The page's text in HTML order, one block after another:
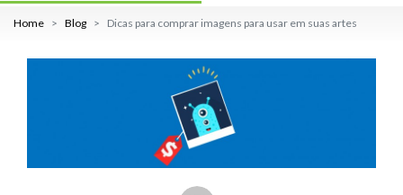
Home Blog Dicas para comprar imagens para usar em suas artes